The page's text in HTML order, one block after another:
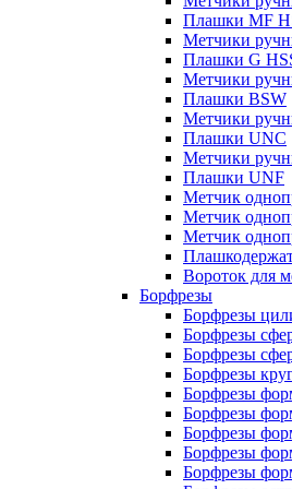
Плашки MF
Метчики
Плашки G
Метчики
Плашки BSW
Метчики
Плашки UNC
Метчики
Плашки UNF
Метчик
Метчик
Метчик
Вороток для
Борфрезы
Борфрезы
Борфрезы
Борфрезы
Борфрезы
Борфрезы
Борфрезы
Борфрезы
Борфрезы
Борфрезы